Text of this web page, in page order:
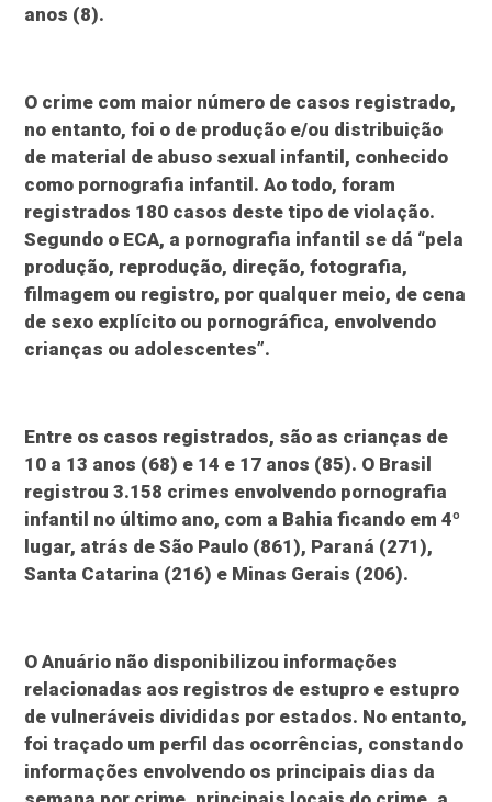
anos (8).
O crime com maior número de casos registrado,
no entanto, foi o de produção e/ou distribuição
de material de abuso sexual infantil, conhecido
como pornografia infantil. Ao todo, foram
registrados 180 casos deste tipo de violação.
Segundo o ECA, a pornografia infantil se dá “pela
produção, reprodução, direção, fotografia,
filmagem ou registro, por qualquer meio, de cena
de sexo explícito ou pornográfica, envolvendo
crianças ou adolescentes”.
Entre os casos registrados, são as crianças de
10 a 13 anos (68) e 14 e 17 anos (85). O Brasil
registrou 3.158 crimes envolvendo pornografia
infantil no último ano, com a Bahia ficando em 4º
lugar, atrás de São Paulo (861), Paraná (271),
Santa Catarina (216) e Minas Gerais (206).
O Anuário não disponibilizou informações
relacionadas aos registros de estupro e estupro
de vulneráveis divididas por estados. No entanto,
foi traçado um perfil das ocorrências, constando
informações envolvendo os principais dias da